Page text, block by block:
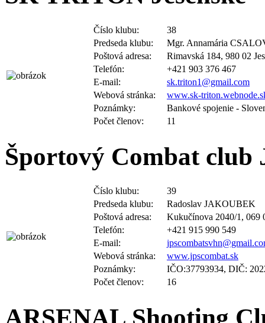
Predseda klubu:
Mgr. Annamária
Poštová adresa:
Rimavská 184, 980 02
Telefón:
+421 903 376 467
E-mail:
sk.triton1@gmail.com
Webová stránka:
www.sk-
Poznámky:
Bankové spojenie -
Počet členov:
11
Športový Combat club
Predseda klubu:
Radoslav JAKOUBEK
Poštová adresa:
Kukučínova 2040/1, 069
Telefón:
+421 915 990 549
E-mail:
Webová stránka:
www.jpscombat.sk
Poznámky:
IČO:37793934, DIČ:
Počet členov:
16
ARSENAL Shooting